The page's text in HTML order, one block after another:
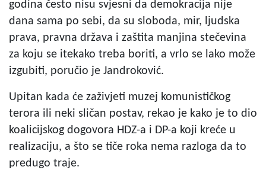
godina često nisu svjesni da demokracija nije
dana sama po sebi, da su sloboda, mir, ljudska
prava, pravna država i zaštita manjina stečevina
za koju se itekako treba boriti, a vrlo se lako može
izgubiti, poručio je Jandroković.
Upitan kada će zaživjeti muzej komunističkog
terora ili neki sličan postav, rekao je kako je to dio
koalicijskog dogovora HDZ-a i DP-a koji kreće u
realizaciju, a što se tiče roka nema razloga da to
predugo traje.